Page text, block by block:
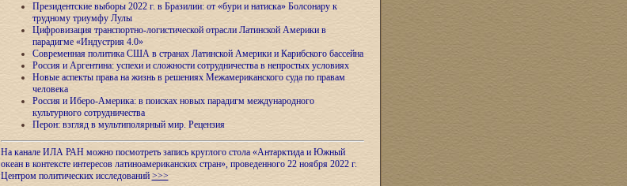
Президентские выборы 2022 г. в Бразилии: от «бури и натиска» Болсонару к
трудному триумфу Лулы
Цифровизация транспортно-логистической отрасли Латинской Америки в
парадигме «Индустрия 4.0»
Современная политика США в странах Латинской Америки и Карибского бассейна
Россия и Аргентина: успехи и сложности сотрудничества в непростых условиях
Новые аспекты права на жизнь в решениях Межамериканского суда по правам
человека
Россия и Иберо-Америка: в поисках новых парадигм международного
культурного сотрудничества
Перон: взгляд в мультиполярный мир. Рецензия
На канале ИЛА РАН можно посмотреть запись круглого стола «Антарктида и Южный
океан в контексте интересов латиноамериканских стран», проведенного 22 ноября 2022 г.
Центром политических исследований >>>